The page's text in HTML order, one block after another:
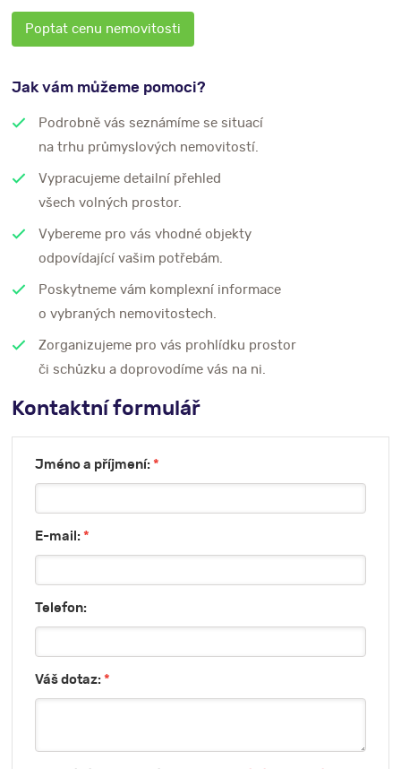
Poptat cenu nemovitosti
Jak vám můžeme pomoci?
Podrobně vás seznámíme se situací
na trhu průmyslových nemovitostí.
Vypracujeme detailní přehled
všech volných prostor.
Vybereme pro vás vhodné objekty
odpovídající vašim potřebám.
Poskytneme vám komplexní informace
o vybraných nemovitostech.
Zorganizujeme pro vás prohlídku prostor
či schůzku a doprovodíme vás na ni.
Kontaktní formulář
Jméno a příjmení:*
E-mail:*
Telefon:
Váš dotaz:*